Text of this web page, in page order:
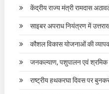
केंद्रीय राज्य मंत्री रामदास
साइबर अपराध नियंत्रण में
कौशल विकास योजनाओं की व्यापक
जनकल्याण, पशुपालन एवं श्रमिक
राष्ट्रीय हथकरघा दिवस पर